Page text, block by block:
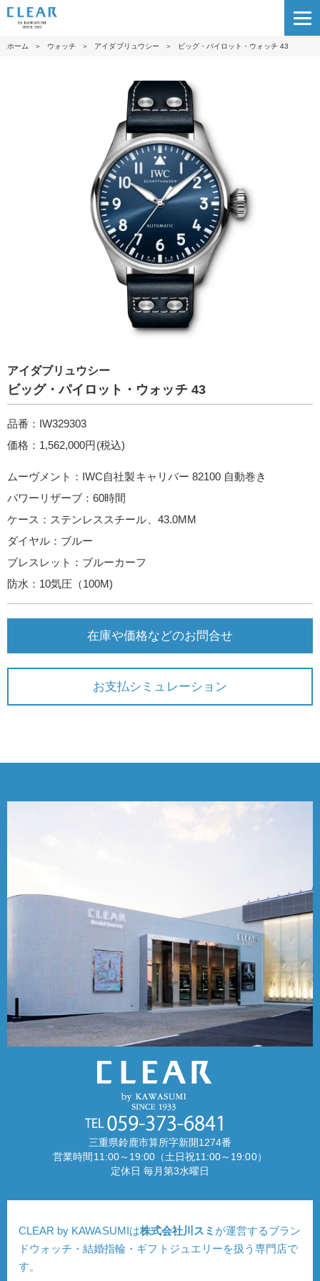
ホーム ＞ ウォッチ ＞ アイダブリュウシー ＞ ビッグ・パイロット・ウォッチ 43
アイダブリュウシー
ビッグ・パイロット・ウォッチ 43
品番：IW329303
価格：1,562,000円(税込)
ムーヴメント：IWC自社製キャリバー 82100 自動巻き
パワーリザーブ：60時間
ケース：ステンレススチール、43.0MM
ダイヤル：ブルー
ブレスレット：ブルーカーフ
防水：10気圧（100M)
在庫や価格などのお問合せ
お支払シミュレーション
三重県鈴鹿市算所字新開1274番
営業時間11:00～19:00（土日祝11:00～19:00）
定休日 毎月第3水曜日
CLEAR by KAWASUMIは株式会社川スミ が運営するブラン
ドウォッチ・結婚指輪・ギフトジュエリーを扱う専門店で
す。